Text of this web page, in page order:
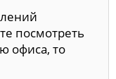
посмотреть
офиса, то